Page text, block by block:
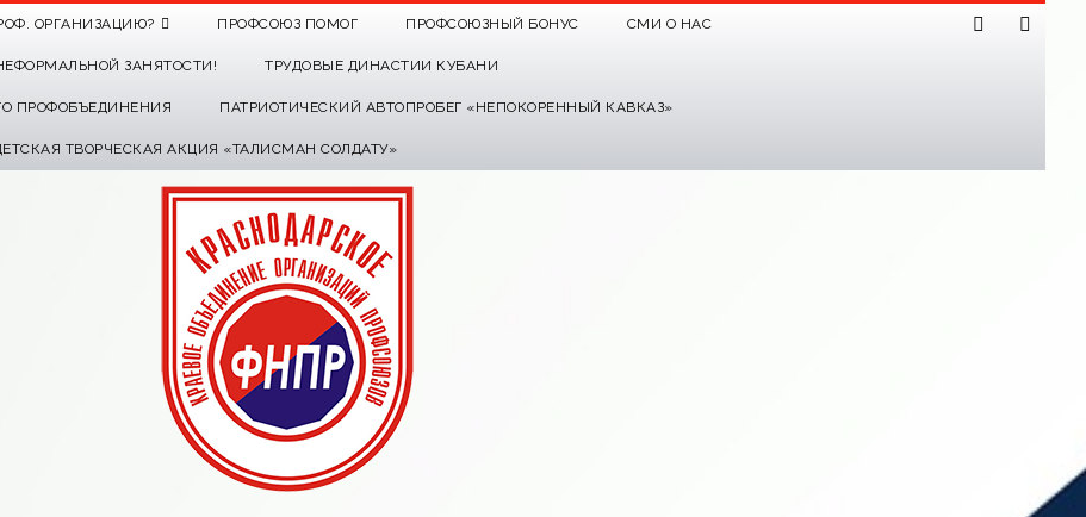
ОРГАНИЗАЦИЮ? ПРОФСОЮЗ ПОМОГ ПРОФСОЮЗНЫЙ БОНУС СМИ О НАС
ЗАНЯТОСТИ! ТРУДОВЫЕ ДИНАСТИИ КУБАНИ
ПРОФОБЪЕДИНЕНИЯ ПАТРИОТИЧЕСКИЙ АВТОПРОБЕГ «НЕПОКОРЕННЫЙ КАВКАЗ»
ТВОРЧЕСКАЯ АКЦИЯ «ТАЛИСМАН СОЛДАТУ»